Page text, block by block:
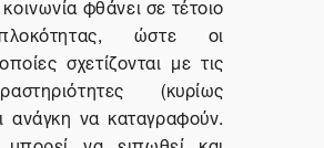
ώστε οι
σχετίζονται με τις
(κυρίως
ανάγκη να καταγραφούν.